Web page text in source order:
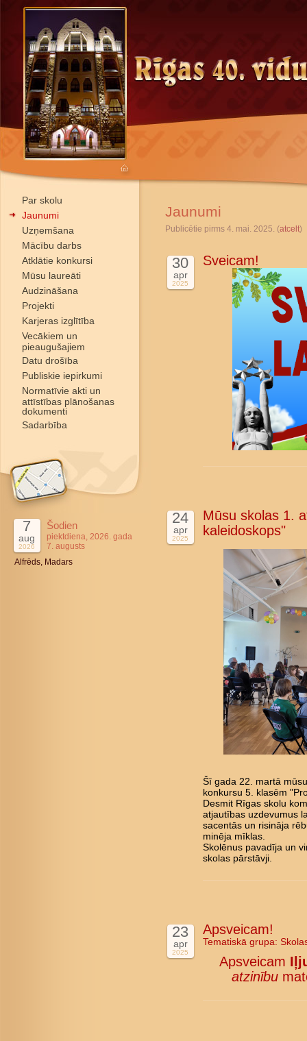
Par skolu
Jaunumi
Uzņemšana
Mācību darbs
Atklātie konkursi
Mūsu laureāti
Audzināšana
Projekti
Karjeras izglītība
Vecākiem un
pieaugušajiem
Datu drošība
Publiskie iepirkumi
Normatīvie akti un
attīstības plānošanas
dokumenti
Sadarbība
7
aug
2026
Šodien
piektdiena, 2026. gada
7. augusts
Alfrēds, Madars
Jaunumi
Publicētie pirms 4. mai. 2025. (atcelt)
30
apr
2025
Sveicam!
24
apr
2025
Mūsu skolas 1.
kaleidoskops"
Šī gada 22. martā
konkursu 5. klasēm
Desmit Rīgas skolu
atjautības uzdevumus
sacentās un risināja
minēja mīklas.
Skolēnus pavadīja un
skolas pārstāvji.
23
apr
2025
Apsveicam!
Tematiskā grupa:
Apsveicam
atzinību